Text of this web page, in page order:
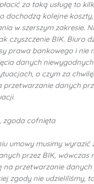
za taką usługę to
dochodzą kolejne
w szerszym zakresie.
czyszczenie BIK. Biuro
prawa bankowego i nie
danych
o czym za
danych
zgoda cofnięta
umowy musimy wyrazić
przez BIK, wówczas
na przetwarzanie danych
zgody nie udzieliliśmy,